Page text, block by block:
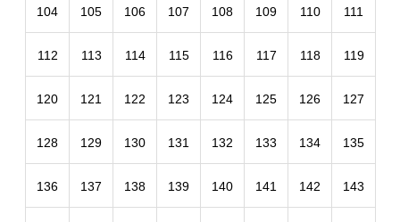
104 105 106 107 108 109 110 111
112 113 114 115 116 117 118 119
120 121 122 123 124 125 126 127
128 129 130 131 132 133 134 135
136 137 138 139 140 141 142 143